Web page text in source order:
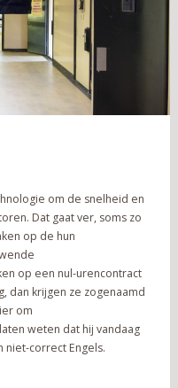
om de snelheid en
Dat gaat ver, soms zo
op de hun
op een nul-urencontract
dan krijgen ze zogenaamd
om
weten dat hij vandaag
niet-correct Engels.